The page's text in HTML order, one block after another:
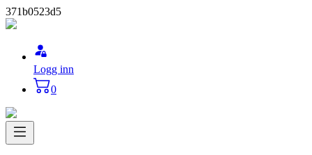
371b0523d5
Logg inn
0